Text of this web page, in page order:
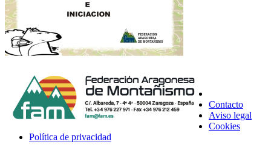
Contacto
Aviso legal
Cookies
Política de privacidad